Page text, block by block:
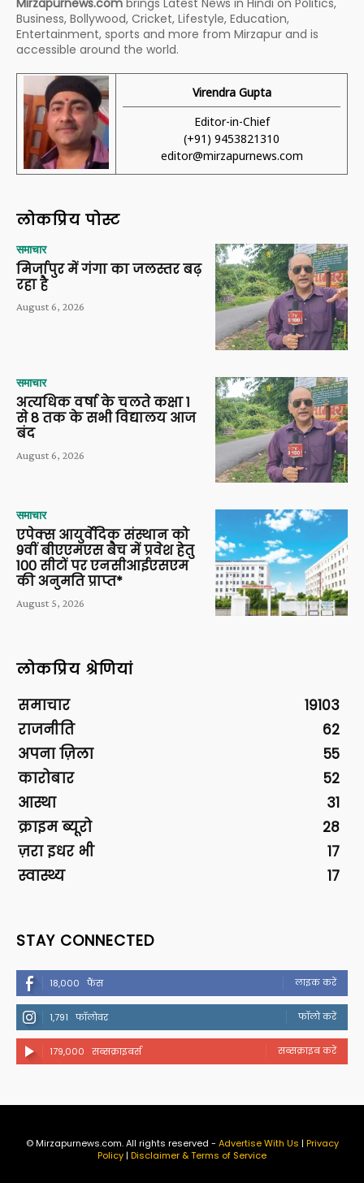
Mirzapurnews.com brings Latest News in Hindi on Politics,
Business, Bollywood, Cricket, Lifestyle, Education,
Entertainment, sports and more from Mirzapur and is
accessible around the world.
Virendra Gupta
Editor-in-Chief
(+91) 9453821310
editor@mirzapurnews.com
लोकप्रिय पोस्ट
समाचार
मिर्जापुर में गंगा का जलस्तर बढ़
रहा है
August 6, 2026
समाचार
अत्यधिक वर्षा के चलते कक्षा 1
से 8 तक के सभी विद्यालय आज
बंद
August 6, 2026
समाचार
एपेक्स आयुर्वेदिक संस्थान को
9वीं बीएएमएस बैच में प्रवेश हेतु
100 सीटों पर एनसीआईएसएम
की अनुमति प्राप्त*
August 5, 2026
लोकप्रिय श्रेणियां
समाचार
19103
राजनीति
62
अपना ज़िला
55
कारोबार
52
आस्था
31
क्राइम ब्यूरो
28
ज़रा इधर भी
17
स्वास्थ्य
17
STAY CONNECTED
18,000 फैंस लाइक करें
1,791 फॉलोवर फॉलो करें
179,000 सब्सक्राइबर्स सब्सक्राइब करें
© Mirzapurnews.com. All rights reserved - Advertise With Us | Privacy
Policy| Disclaimer & Terms of Service